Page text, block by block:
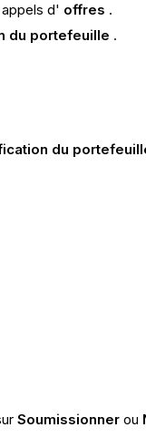
d' offres .
du portefeuille .
du
Soumissionner ou